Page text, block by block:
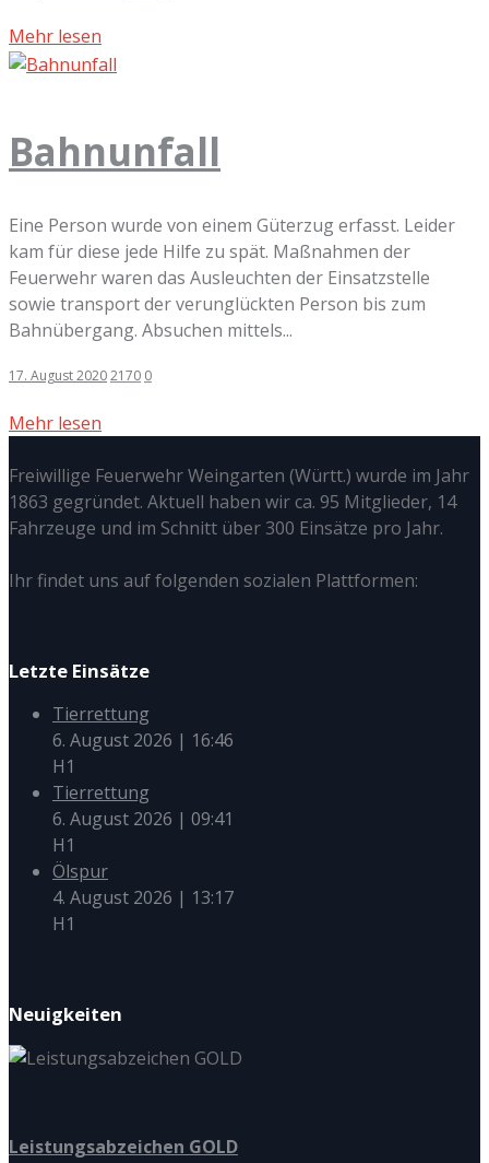
Mehr lesen
Bahnunfall
Eine Person wurde von einem Güterzug erfasst. Leider
kam für diese jede Hilfe zu spät. Maßnahmen der
Feuerwehr waren das Ausleuchten der Einsatzstelle
sowie transport der verunglückten Person bis zum
Bahnübergang. Absuchen mittels...
17. August 20202170 0
Mehr lesen
Freiwillige Feuerwehr Weingarten (Württ.) wurde im Jahr
1863 gegründet. Aktuell haben wir ca. 95 Mitglieder, 14
Fahrzeuge und im Schnitt über 300 Einsätze pro Jahr.
Ihr findet uns auf folgenden sozialen Plattformen:
Letzte Einsätze
Tierrettung
6. August 2026 | 16:46
H1
Tierrettung
6. August 2026 | 09:41
H1
Ölspur
4. August 2026 | 13:17
H1
Neuigkeiten
Leistungsabzeichen GOLD